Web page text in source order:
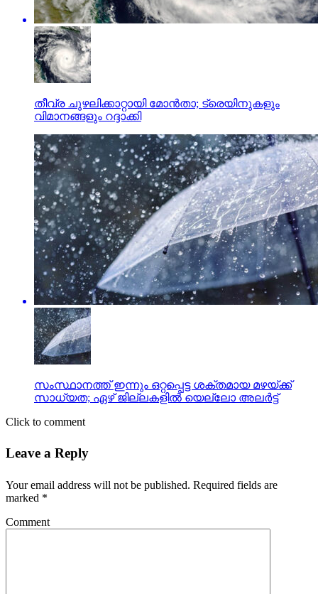
തീവ്ര ചുഴലിക്കാറ്റായി മോന്‍താ; ട്രെയിനുകളും
വിമാനങ്ങളും റദ്ദാക്കി
സംസ്ഥാനത്ത് ഇന്നും ഒറ്റപ്പെട്ട ശക്തമായ മഴയ്ക്ക്
സാധ്യത; ഏഴ് ജില്ലകളിൽ യെല്ലോ അലർട്ട്
Click to comment
Leave a Reply
Your email address will not be published. Required fields are
marked *
Comment